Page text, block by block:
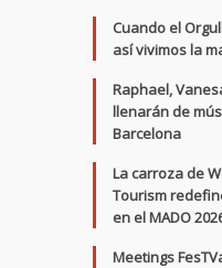
Cuando el
así vivimos la
Raphael,
llenarán de
Barcelona
La carroza de
Tourism
en el MADO
Meetings